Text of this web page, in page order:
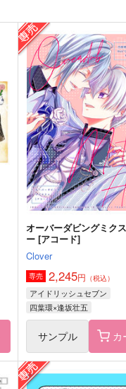
POSCO！
400円（税込）
四葉環×逢坂壮五
サンプル 作品
オーバーダビングミク
ー [アコード]
Clover
専売 2,245円 （税込）
アイドリッシュセブン
四葉環×逢坂壮五
サンプル カ